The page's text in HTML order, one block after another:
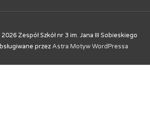
2026 Zespół Szkół nr 3 im. Jana III Sobieskiego
przezAstra Motyw WordPressa